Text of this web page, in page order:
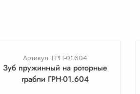
Артикул: ГРН-01.604
Зуб пружинный на роторные
грабли ГРН-01.604